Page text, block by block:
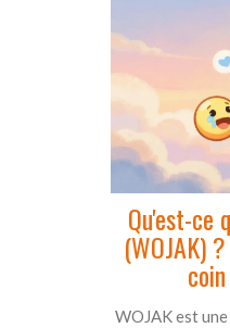
Qu'est-ce
(WOJAK)
WOJAK est